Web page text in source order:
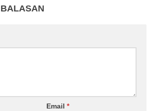
Email *